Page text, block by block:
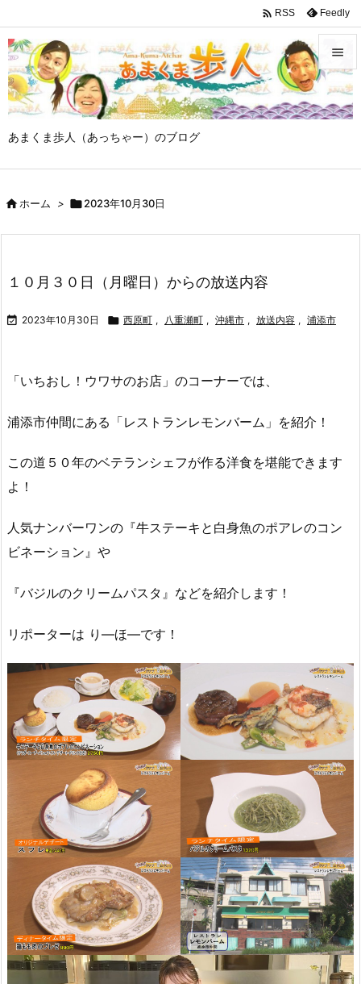
あまくま歩人（あっちゃー）のブログ


メニュ

 RSS Feedly
ホーム > 2023年10月30日
１０月３０日（月曜日）からの放送内容
 2023年10月30日  西原町 , 八重瀬町 , 沖縄市 , 放送内容 , 浦添市
「いちおし！ウワサのお店」のコーナーでは、
浦添市仲間にある「レストランレモンバーム」を紹介！
この道５０年のベテランシェフが作る洋食を堪能できます
よ！
人気ナンバーワンの『牛ステーキと白身魚のポアレのコン
ビネーション』や
『バジルのクリームパスタ』などを紹介します！
リポーターは り―ほ―です！